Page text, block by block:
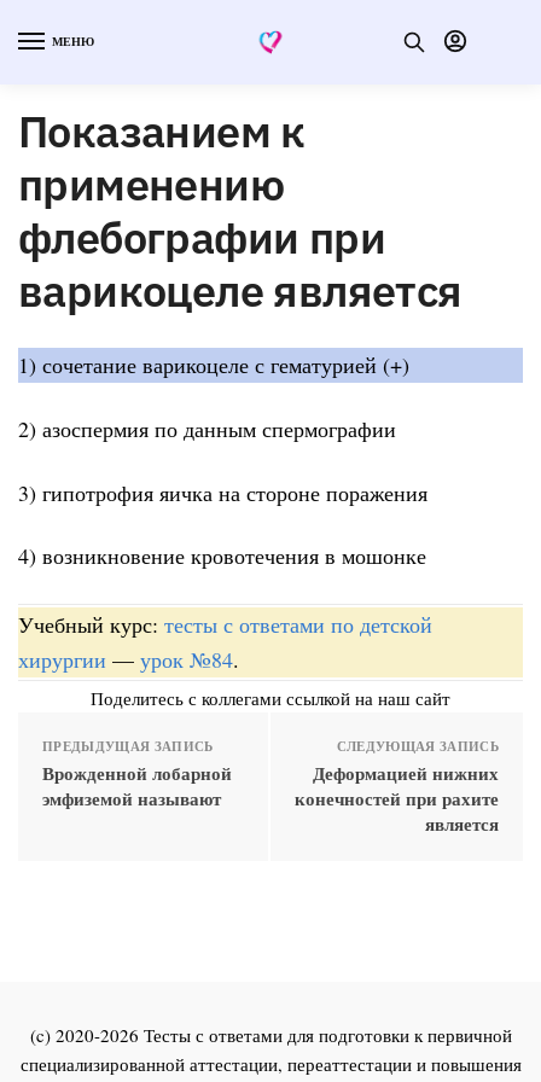
МЕНЮ
Показанием к
применению
флебографии при
варикоцеле является
1) сочетание варикоцеле с гематурией (+)
2) азоспермия по данным спермографии
3) гипотрофия яичка на стороне поражения
4) возникновение кровотечения в мошонке
Учебный курс: тесты с ответами по детской
хирургии — урок №84.
Поделитесь с коллегами ссылкой на наш сайт
ПРЕДЫДУЩАЯ ЗАПИСЬ
Врожденной лобарной
эмфиземой называют
СЛЕДУЮЩАЯ ЗАПИСЬ
Деформацией нижних
конечностей при рахите
является
(c) 2020-2026 Тесты с ответами для подготовки к первичной
специализированной аттестации, переаттестации и повышения